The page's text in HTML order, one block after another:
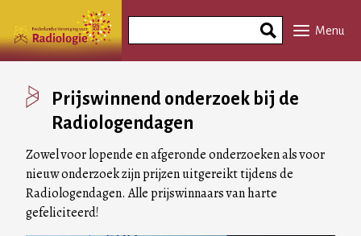
naar
inhoud
Phrase
Menu
Prijswinnend onderzoek bij de
Radiologendagen
Zowel voor lopende en afgeronde onderzoeken als voor
nieuw onderzoek zijn prijzen uitgereikt tijdens de
Radiologendagen. Alle prijswinnaars van harte
gefeliciteerd!